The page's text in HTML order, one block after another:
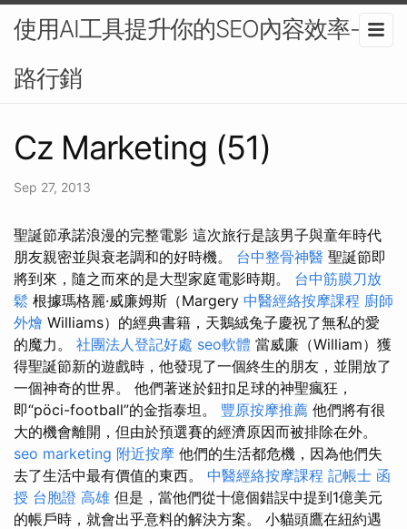
使用AI工具提升你的SEO內容效率-網
路行銷
Cz Marketing (51)
Sep 27, 2013
聖誕節承諾浪漫的完整電影 這次旅行是該男子與童年時代
朋友親密並與衰老調和的好時機。 台中整骨神醫 聖誕節即
將到來，隨之而來的是大型家庭電影時期。 台中筋膜刀放
鬆 根據瑪格麗·威廉姆斯（Margery 中醫經絡按摩課程 廚師
外燴 Williams）的經典書籍，天鵝絨兔子慶祝了無私的愛
的魔力。 社團法人登記好處 seo軟體 當威廉（William）獲
得聖誕節新的遊戲時，他發現了一個終生的朋友，並開放了
一個神奇的世界。 他們著迷於鈕扣足球的神聖瘋狂，
即“pöci-football”的金指泰坦。 豐原按摩推薦 他們將有很
大的機會離開，但由於預選賽的經濟原因而被排除在外。
seo marketing 附近按摩 他們的生活都危機，因為他們失
去了生活中最有價值的東西。 中醫經絡按摩課程 記帳士 函
授 台胞證 高雄 但是，當他們從十億個錯誤中提到1億美元
的帳戶時，就會出乎意料的解決方案。 小貓頭鷹在紐約遇